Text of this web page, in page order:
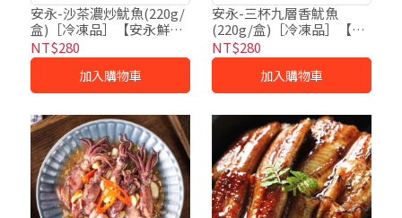
感鮮甜有脆度
安永-沙茶濃炒魷魚(220g/
盒)［冷凍品］【安永鮮物
門市自取】
NT$280
加入購物車
感鮮甜有脆度
安永-三杯九層香魷魚
(220g/盒)［冷凍品］【安
永鮮物門市自取】
NT$280
加入購物車